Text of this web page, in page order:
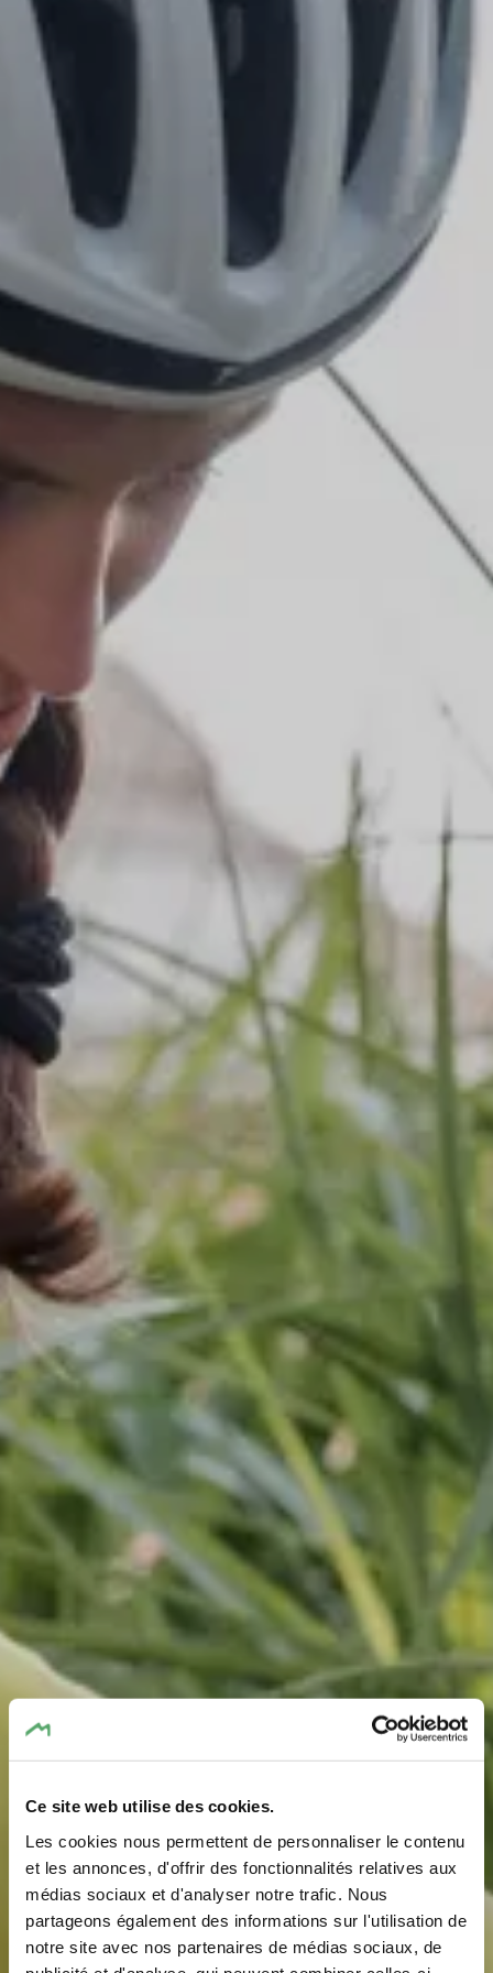
Ce site web utilise des cookies.
Les cookies nous permettent de personnaliser le contenu
et les annonces, d'offrir des fonctionnalités relatives aux
médias sociaux et d'analyser notre trafic. Nous
partageons également des informations sur l'utilisation de
notre site avec nos partenaires de médias sociaux, de
E-Bike-Lade- &
Fahrradservicestation
Bech